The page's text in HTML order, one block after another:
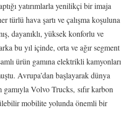
yatırımlarla yenilikçi bir imaja
türlü hava şartı ve çalışma koşuluna
dayanıklı, yüksek konforlu ve
bu yıl içinde, orta ve ağır segment
ürün gamına elektrikli kamyonları
Avrupa’dan başlayarak dünya
Volvo Trucks, sıfır karbon
mobilite yolunda önemli bir